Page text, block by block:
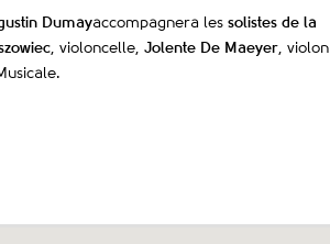
Dumayaccompagnera les solistes de la
, violoncelle, Jolente De Maeyer , violon